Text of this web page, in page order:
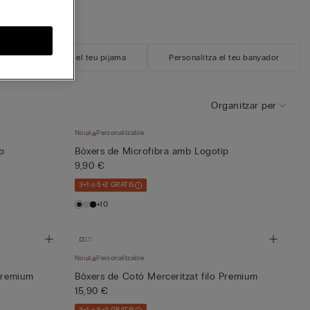
Personalitza el teu pijama Personalitza el teu banyador
Organitzar per
Nou Personalitzable
Bòxers de Microfibra amb Logotip
9,90 €
3+1 o 5+2 GRATIS
+10
Nou Personalitzable
Bòxers de Cotó Merceritzat filo Premium
15,90 €